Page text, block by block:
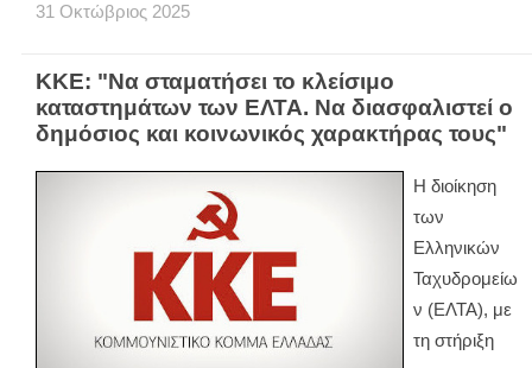
31 Οκτώβριος 2025
ΚΚΕ: "Να σταματήσει το κλείσιμο
καταστημάτων των ΕΛΤΑ. Να διασφαλιστεί ο
δημόσιος και κοινωνικός χαρακτήρας τους"
Η διοίκηση
των
Ελληνικών
Ταχυδρομείω
ν (ΕΛΤΑ), με
τη στήριξη